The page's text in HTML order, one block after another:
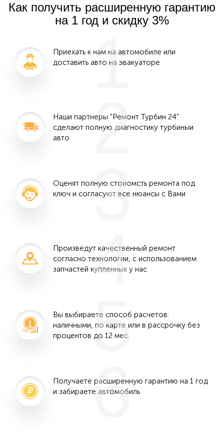
Как получить расширенную гарантию
на 1 год и скидку 3%
Приехать к нам на автомобиле или
доставить авто на эвакуаторе
1
Наши партнеры "Ремонт Турбин 24"
сделают полную диагностику турбиныи
авто
2
Оценят полную стоиомсть ремонта под
ключ и согласуют все нюансы с Вами
3
Произведут качественный ремонт
согласно технологии, с использованием
запчастей купленных у нас
4
Вы выбираете способ расчетов:
наличными, по карте или в рассрочку без
процентов до 12 мес.
5
Получаете расширенную гарантию на 1 год
и забираете автомобиль
6